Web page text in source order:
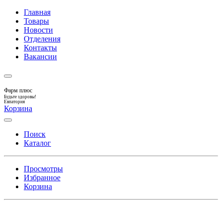
Главная
Товары
Новости
Отделения
Контакты
Вакансии
Фарм плюс
Будьте здоровы!
Евпатория
Корзина
Поиск
Каталог
Просмотры
Избранное
Корзина